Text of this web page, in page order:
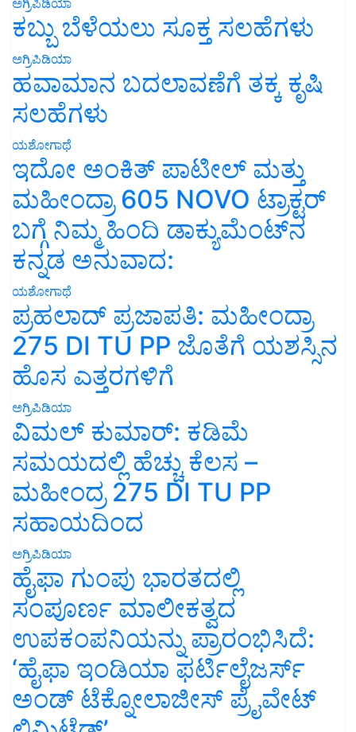
ಕಬ್ಬು ಬೆಳೆಯಲು ಸೂಕ್ತ ಸಲಹೆಗಳು
ಅಗ್ರಿಪಿಡಿಯಾ
ಹವಾಮಾನ ಬದಲಾವಣೆಗೆ ತಕ್ಕ ಕೃಷಿ
ಸಲಹೆಗಳು
ಯಶೋಗಾಥೆ
ಇದೋ ಅಂಕಿತ್ ಪಾಟೀಲ್ ಮತ್ತು
ಮಹೀಂದ್ರಾ 605 NOVO ಟ್ರಾಕ್ಟರ್
ಬಗ್ಗೆ ನಿಮ್ಮ ಹಿಂದಿ ಡಾಕ್ಯುಮೆಂಟ್‌ನ
ಕನ್ನಡ ಅನುವಾದ:
ಯಶೋಗಾಥೆ
ಪ್ರಹಲಾದ್ ಪ್ರಜಾಪತಿ: ಮಹೀಂದ್ರಾ
275 DI TU PP ಜೊತೆಗೆ ಯಶಸ್ಸಿನ
ಹೊಸ ಎತ್ತರಗಳಿಗೆ
ಅಗ್ರಿಪಿಡಿಯಾ
ವಿಮಲ್ ಕುಮಾರ್: ಕಡಿಮೆ
ಸಮಯದಲ್ಲಿ ಹೆಚ್ಚು ಕೆಲಸ –
ಮಹೀಂದ್ರ 275 DI TU PP
ಸಹಾಯದಿಂದ
ಅಗ್ರಿಪಿಡಿಯಾ
ಹೈಫಾ ಗುಂಪು ಭಾರತದಲ್ಲಿ
ಸಂಪೂರ್ಣ ಮಾಲೀಕತ್ವದ
ಉಪಕಂಪನಿಯನ್ನು ಪ್ರಾರಂಭಿಸಿದೆ:
‘ಹೈಫಾ ಇಂಡಿಯಾ ಫರ್ಟಿಲೈಜರ್ಸ್
ಅಂಡ್ ಟೆಕ್ನೋಲಾಜೀಸ್ ಪ್ರೈವೇಟ್
ಲಿಮಿಟೆಡ್’